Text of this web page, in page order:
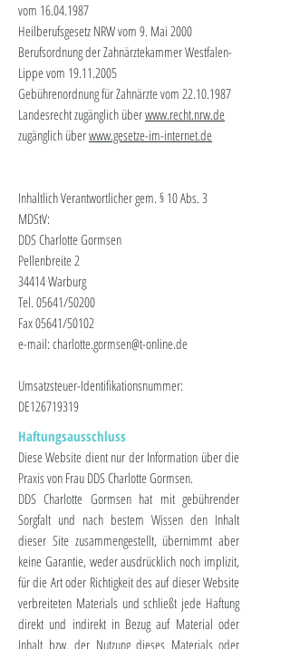
vom 16.04.1987
Heilberufsgesetz NRW vom 9. Mai 2000
Berufsordnung der Zahnärztekammer Westfalen-
Lippe vom 19.11.2005
Gebührenordnung für Zahnärzte vom 22.10.1987
Landesrecht zugänglich überwww.recht.nrw.de
zugänglich überwww.gesetze-im-internet.de
Inhaltlich Verantwortlicher gem. § 10 Abs. 3
MDStV:
DDS Charlotte Gormsen
Pellenbreite 2
34414 Warburg
Tel. 05641/50200
Fax 05641/50102
e-mail: charlotte.gormsen@t-online.de
Umsatzsteuer-Identifikationsnummer:
DE126719319
Haftungsausschluss
Diese Website dient nur der Information über die
Praxis von Frau DDS Charlotte Gormsen.
DDS Charlotte Gormsen hat mit gebührender
Sorgfalt und nach bestem Wissen den Inhalt
dieser Site zusammengestellt, übernimmt aber
keine Garantie, weder ausdrücklich noch implizit,
für die Art oder Richtigkeit des auf dieser Website
verbreiteten Materials und schließt jede Haftung
direkt und indirekt in Bezug auf Material oder
Inhalt bzw. der Nutzung dieses Materials oder